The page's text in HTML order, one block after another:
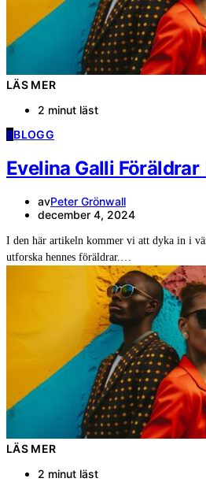
LÄS MER
2 minut läst
BBLOGG
Evelina Galli Föräldrar
avPeter Grönwall
december 4, 2024
I den här artikeln kommer vi att dyka in i
utforska hennes föräldrar.…
LÄS MER
2 minut läst